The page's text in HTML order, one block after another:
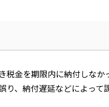
税金を期限内に納付しな
、納付遅延などによって